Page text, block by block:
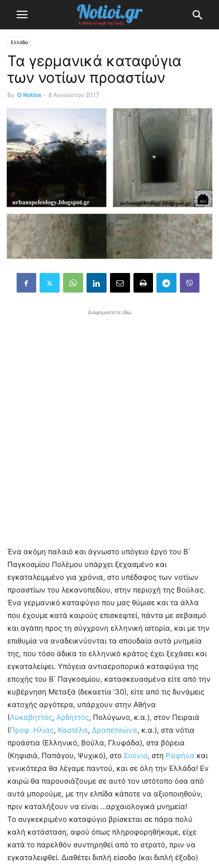
Ελλάδα
Τα γερμανικά καταφύγια
των νοτίων προαστίων
By O Notios - 8 Αυγούστου 2017
Διαφημιστείτε εδώ
Ένα ακόμη παλαιό και άγνωστο υπόγειο έργο του Β΄
Παγκοσμίου Πολέμου υπάρχει ξεχασμένο και
εγκαταλειμμένο για χρόνια, στο υπέδαφος των νοτίων
προαστίων του λεκανοπεδίου, στην περιοχή της Βούλας.
Ένα γερμανικό καταφύγιο που μας θύμισε και τα άλλα
που έχουμε κατά καιρούς επισκεφτεί, πάντα με σεβασμό
και αγάπη προς τη σύγχρονη ελληνική ιστορία, και με την
επιθυμία να αναδεικνύονται τα σπουδαία αυτά μνημεία
της, που τόσο άδικα το ελληνικό κράτος έχει ξεχάσει και
εγκαταλείψει. Υπόγεια αντιαεροπορικά καταφύγια της
εποχής του Β΄ Παγκοσμίου, κατασκευασμένα είτε από την
κυβέρνηση Μεταξά (δεκαετία ’30), είτε από τις δυνάμεις
κατοχής αργότερα, υπάρχουν στην Αθήνα
(Λυκαβηττός, Αρδηττός, Πολύγωνο, κ.α.), στον Πειραιά
(Προφ. Ηλίας, Καστέλα, Δραπετσώνα, κ.α.), στα νότια
προάστια (Ελληνικό, Βούλα, Γλυφάδα), στα βόρεια
(Κηφισιά, Παπάγου, Ψυχικό), στο Σούνιο, στη Ραφήνα και
γενικότερα θα λέγαμε παντού, και σε όλη την Ελλάδα! Εν
καιρώ θα παρουσιάζουμε σε αυτό τον ιστότοπο όσα από
αυτά μπορούμε, με την ελπίδα κάποτε να αξιοποιηθούν,
πριν καταλήξουν να είναι …αρχαιολογικά μνημεία!
Το συγκεκριμένο καταφύγιο βρίσκεται σε πάρα πολύ
καλή κατάσταση, αφού όπως πληροφορηθήκαμε, είχε
κατά το παρελθόν συντηρηθεί από το στρατό, πριν να
εγκαταλειφθεί. Διαθέτει διπλή είσοδο (και διπλή έξοδο)